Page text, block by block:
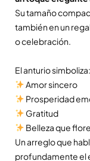
Su tamaño
también en un
o celebración.
El anturio simboliza:
Amor sincero
Prosperidad
Gratitud
Belleza que
Un arreglo que
profundamente el